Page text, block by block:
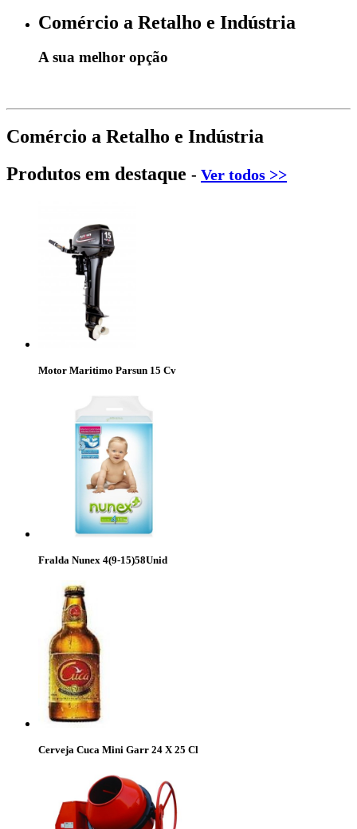
Comércio a Retalho e Indústria
A sua melhor opção
Comércio a Retalho e Indústria
Produtos em destaque - Ver todos >>
Motor Maritimo Parsun 15 Cv
Fralda Nunex 4(9-15)58Unid
Cerveja Cuca Mini Garr 24 X 25 Cl